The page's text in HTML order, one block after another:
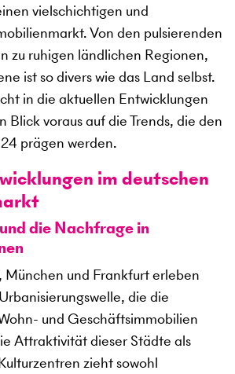
vielschichtigen und
Von den pulsierenden
zu ruhigen ländlichen Regionen,
ist so divers wie das Land selbst.
in die aktuellen Entwicklungen
Blick voraus auf die Trends, die den
prägen werden.
im deutschen
die Nachfrage in
München und Frankfurt erleben
die die
und Geschäftsimmobilien
Attraktivität dieser Städte als
zieht sowohl